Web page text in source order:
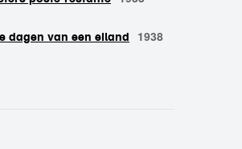
dagen van een eiland
1938